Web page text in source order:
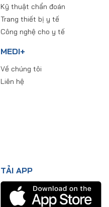
Kỹ thuật chẩn đoán
Trang thiết bị y tế
Công nghệ cho y tế
MEDI+
Về chúng tôi
Liên hệ
TẢI APP